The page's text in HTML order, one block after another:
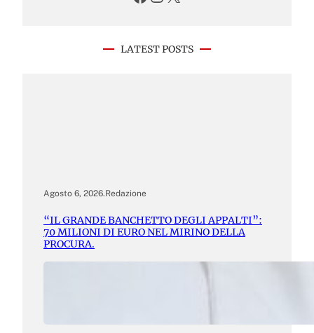
LATEST POSTS
Agosto 6, 2026.Redazione
“IL GRANDE BANCHETTO DEGLI APPALTI”:
70 MILIONI DI EURO NEL MIRINO DELLA
PROCURA.